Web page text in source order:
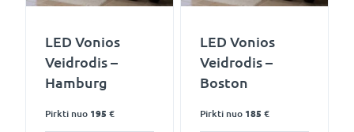
LED Vonios
Veidrodis –
Hamburg
Pirkti nuo 195 €
LED Vonios
Veidrodis –
Boston
Pirkti nuo 185 €